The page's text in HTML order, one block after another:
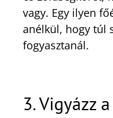
vagy. Egy ilyen
anélkül, hogy túl
fogyasztanál.
3. Vigyázz